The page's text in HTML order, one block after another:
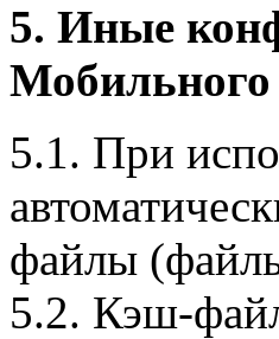
5. Иные
5.1. При
файлы
5.2. Кэш-